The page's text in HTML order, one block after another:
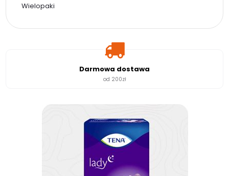
Wielopaki
Darmowa dostawa
od 200zł